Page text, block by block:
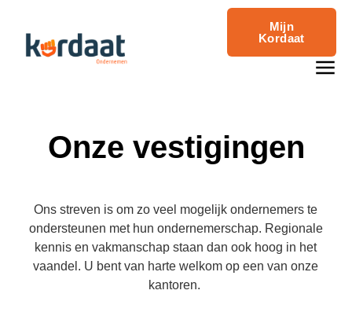
Mijn
Kordaat
Onze vestigingen
Ons streven is om zo veel mogelijk ondernemers te
ondersteunen met hun ondernemerschap. Regionale
kennis en vakmanschap staan dan ook hoog in het
vaandel. U bent van harte welkom op een van onze
kantoren.